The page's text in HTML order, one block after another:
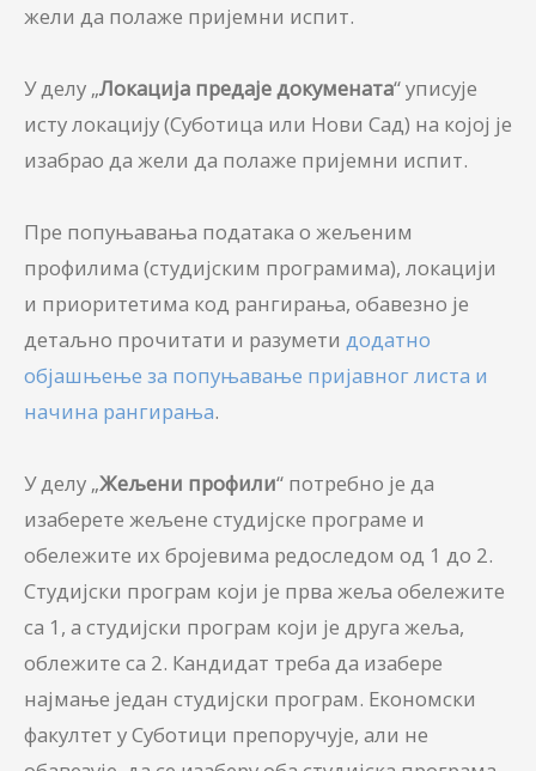
жели да полаже пријемни испит.
У делу „Локација предаје докумената“ уписује
исту локацију (Суботица или Нови Сад) на којој је
изабрао да жели да полаже пријемни испит.
Пре попуњавања података о жељеним
профилима (студијским програмима), локацији
и приоритетима код рангирања, обавезно је
детаљно прочитати и разумети додатно
објашњење за попуњавање пријавног листа и
начина рангирања.
У делу „Жељени профили“ потребно је да
изаберете жељене студијске програме и
обележите их бројевима редоследом од 1 до 2.
Студијски програм који је прва жеља обележите
са 1, а студијски програм који је друга жеља,
облежите са 2. Кандидат треба да изабере
најмање један студијски програм. Економски
факултет у Суботици препоручује, али не